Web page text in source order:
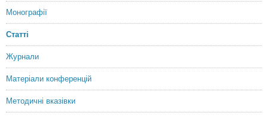
Монографії
Статті
Журнали
Матеріали конференцій
Методичні вказівки